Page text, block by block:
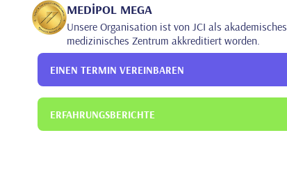
MEDİPOL MEGA
Unsere Organisation ist von JCI als akademisches
medizinisches Zentrum akkreditiert worden.
EINEN TERMIN VEREINBAREN
ERFAHRUNGSBERICHTE